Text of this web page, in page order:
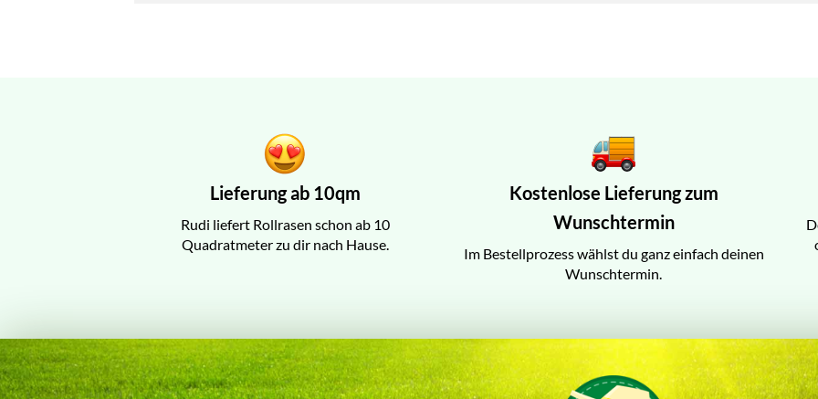
Lieferung ab 10qm
Rudi liefert Rollrasen schon ab 10
Quadratmeter zu dir nach Hause.
Kostenlose Lieferung zum
Wunschtermin
Im Bestellprozess wählst du ganz einfach deinen
Wunschtermin.